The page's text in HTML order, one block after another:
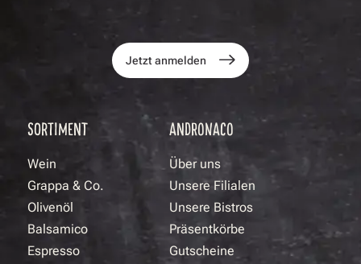
Jetzt anmelden
SORTIMENT
Wein
Grappa & Co.
Olivenöl
Balsamico
Espresso
ANDRONACO
Über uns
Unsere Filialen
Unsere Bistros
Präsentkörbe
Gutscheine